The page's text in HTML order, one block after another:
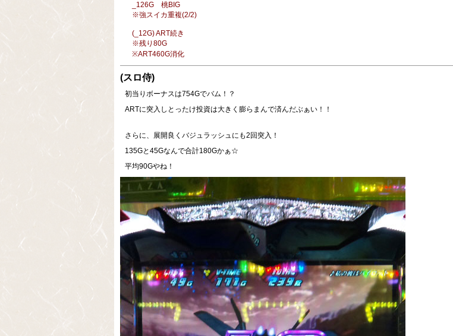
_126G 桃BIG
※強スイカ重複(2/2)
(_12G) ART続き
※残り80G
※ART460G消化
(スロ侍)
初当りボーナスは754Gでバム！？
ARTに突入しとったけ投資は大きく膨らまんで済んだぶぁい！！
さらに、展開良くバジュラッシュにも2回突入！
135Gと45Gなんで合計180Gかぁ☆
平均90Gやね！